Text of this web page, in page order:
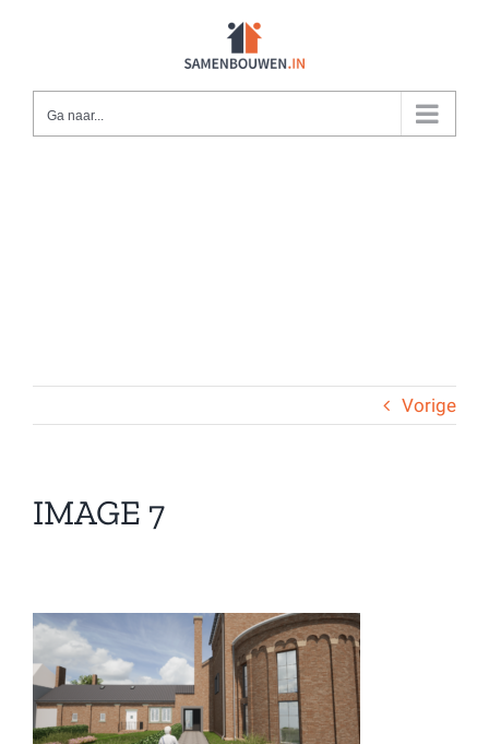
Ga naar...
Vorige
IMAGE 7